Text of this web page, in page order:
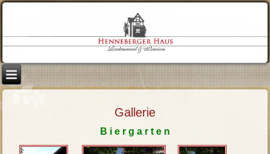
Gallerie
B i e r g a r t e n